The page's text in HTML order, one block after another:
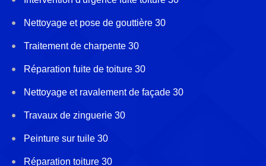
Nettoyage et pose de gouttière 30
Traitement de charpente 30
Réparation fuite de toiture 30
Nettoyage et ravalement de façade 30
Travaux de zinguerie 30
Peinture sur tuile 30
Réparation toiture 30